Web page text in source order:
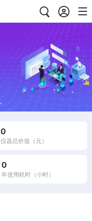
0
仪器总价值（元）
0
年使用机时（小时）